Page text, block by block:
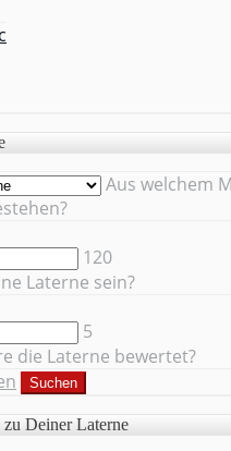
Aus welchem
120
Laterne sein?
5
die Laterne bewertet?
Suchen
Deiner Laterne